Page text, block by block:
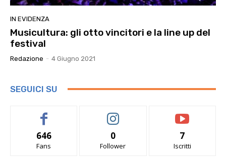
IN EVIDENZA
Musicultura: gli otto vincitori e la line up del
festival
Redazione - 4 Giugno 2021
SEGUICI SU
646
Fans
0
Follower
7
Iscritti